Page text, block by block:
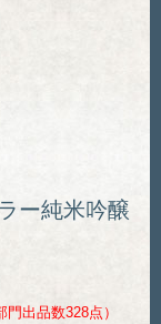
ー純米吟醸
出品数328点）